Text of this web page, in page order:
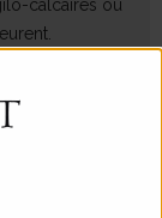
calcaires où